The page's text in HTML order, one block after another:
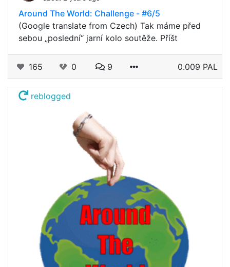
Around The World: Challenge - #6/5
(Google translate from Czech) Tak máme před
sebou „poslední“ jarní kolo soutěže. Příšt
165 0 9 0.009 PAL
reblogged